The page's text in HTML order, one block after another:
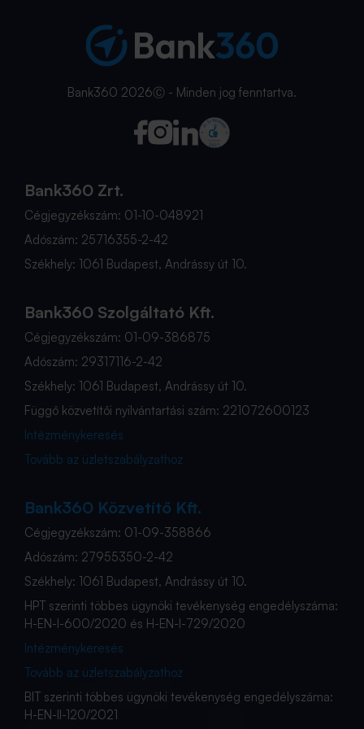
Bank360 2026Ⓒ - Minden jog fenntartva.
Bank360 Zrt.
Cégjegyzékszám: 01-10-048921
Adószám: 25716355-2-42
Székhely: 1061 Budapest, Andrássy út 10.
Bank360 Szolgáltató Kft.
Cégjegyzékszám: 01-09-386875
Adószám: 29317116-2-42
Székhely: 1061 Budapest, Andrássy út 10.
Függő közvetítői nyilvántartási szám: 221072600123
Intézménykeresés
Tovább az üzletszabályzathoz
Bank360 Közvetítő Kft.
Cégjegyzékszám: 01-09-358866
Adószám: 27955350-2-42
Székhely: 1061 Budapest, Andrássy út 10.
HPT szerinti többes ügynöki tevékenység engedélyszáma:
H-EN-I-600/2020 és H-EN-I-729/2020
Intézménykeresés
Tovább az üzletszabályzathoz
BIT szerinti többes ügynöki tevékenység engedélyszáma:
H-EN-II-120/2021